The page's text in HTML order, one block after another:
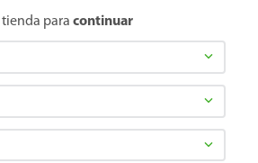
, así como el envío de noticias y
,Granos básicos,Pantallas,Leches
para continuar